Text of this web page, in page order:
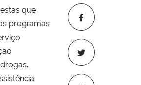
que
programas